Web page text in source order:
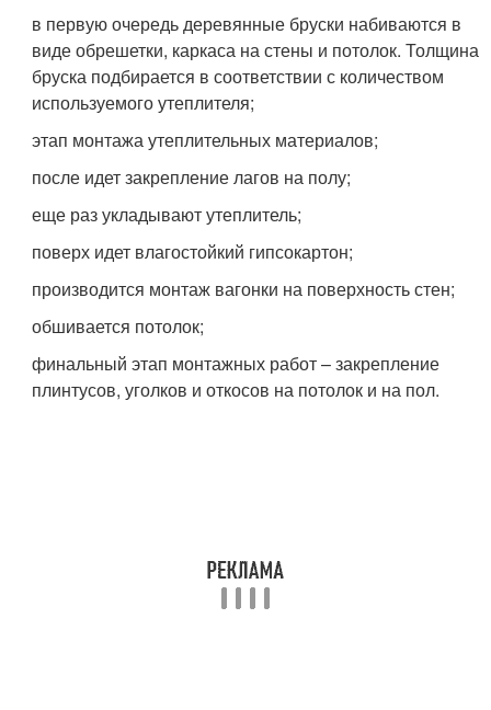
в первую очередь деревянные бруски набиваются в
виде обрешетки, каркаса на стены и потолок. Толщина
бруска подбирается в соответствии с количеством
используемого утеплителя;
этап монтажа утеплительных материалов;
после идет закрепление лагов на полу;
еще раз укладывают утеплитель;
поверх идет влагостойкий гипсокартон;
производится монтаж вагонки на поверхность стен;
обшивается потолок;
финальный этап монтажных работ – закрепление
плинтусов, уголков и откосов на потолок и на пол.